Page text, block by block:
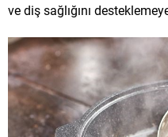
ve diş sağlığını